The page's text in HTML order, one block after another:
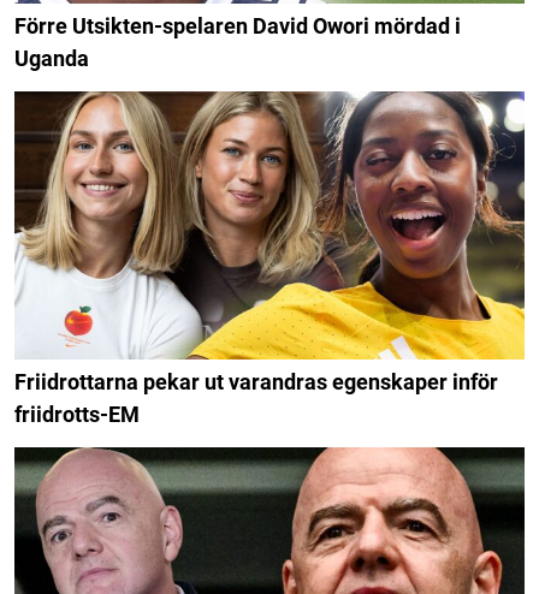
Förre Utsikten-spelaren David Owori mördad i
Uganda
Friidrottarna pekar ut varandras egenskaper inför
friidrotts-EM